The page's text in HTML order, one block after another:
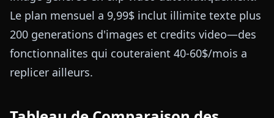
Le plan mensuel a 9,99$ inclut illimite texte plus
200 generations d'images et credits video—des
fonctionnalites qui couteraient 40-60$/mois a
replicer ailleurs.